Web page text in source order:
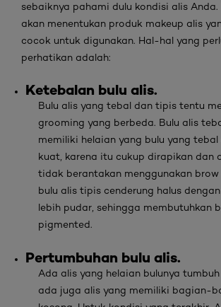
sebaiknya pahami dulu kondisi alis
akan menentukan produk makeup alis
cocok untuk digunakan. Hal-hal yang
perhatikan adalah:
Ketebalan bulu alis.
Bulu alis yang tebal dan tipis tentu
grooming yang berbeda. Bulu alis
memiliki helaian yang bulu yang
kuat, karena itu cukup dirapikan dan
tidak berantakan menggunakan brow
bulu alis tipis cenderung halus
lebih pudar, sehingga membutuhkan
pigmented.
Pertumbuhan bulu alis.
Ada alis yang helaian bulunya
ada juga alis yang memiliki bagian-